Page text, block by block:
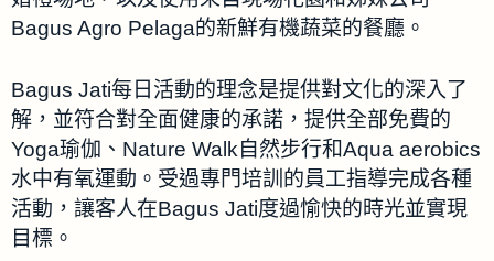
Bagus Agro Pelaga的新鮮有機蔬菜的餐廳。
Bagus Jati每日活動的理念是提供對文化的深入了
解，並符合對全面健康的承諾，提供全部免費的
Yoga瑜伽、Nature Walk自然步行和Aqua aerobics
水中有氧運動。受過專門培訓的員工指導完成各種
活動，讓客人在Bagus Jati度過愉快的時光並實現
目標。